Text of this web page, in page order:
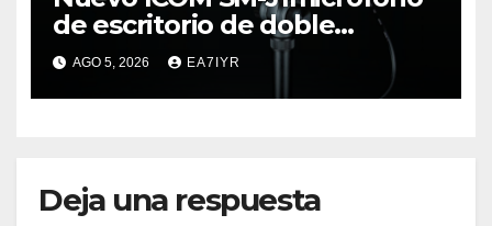
de escritorio de doble
elemento premium
AGO 5, 2026 EA7IYR
Deja una respuesta